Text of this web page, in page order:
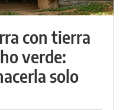
con tierra
verde:
solo